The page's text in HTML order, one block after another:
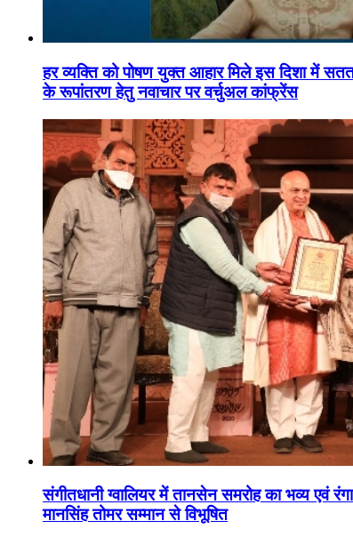
हर व्यक्ति को पोषण युक्त आहार मिले इस दिशा में
के रूपांतरण हेतु नवाचार पर वर्चुअल कांफ्रेंस
संगीतधानी ग्वालियर में तानसेन समरोह का भव्य एवं
मानसिंह तोमर सम्मान से विभूषित